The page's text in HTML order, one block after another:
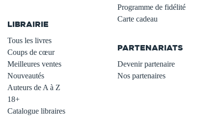
LIBRAIRIE
Tous les livres
Coups de cœur
Meilleures ventes
Nouveautés
Auteurs de A à Z
18+
Catalogue libraires
Programme de fidélité
Carte cadeau
PARTENARIATS
Devenir partenaire
Nos partenaires